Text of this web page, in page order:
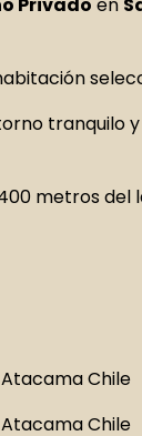
metros del